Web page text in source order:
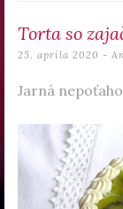
Torta so
25. apríla 2020 -
Jarná